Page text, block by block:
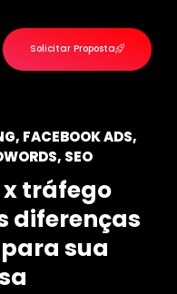
Solicitar Proposta
, FACEBOOK ADS,
, SEO
tráfego
diferenças
sua